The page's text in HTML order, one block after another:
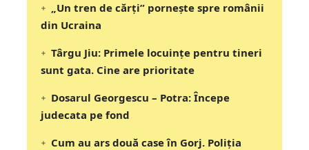
„Un tren de cărți” pornește spre românii
din Ucraina
Târgu Jiu: Primele locuințe pentru tineri
sunt gata. Cine are prioritate
Dosarul Georgescu – Potra: Începe
judecata pe fond
Cum au ars două case în Gorj. Poliția